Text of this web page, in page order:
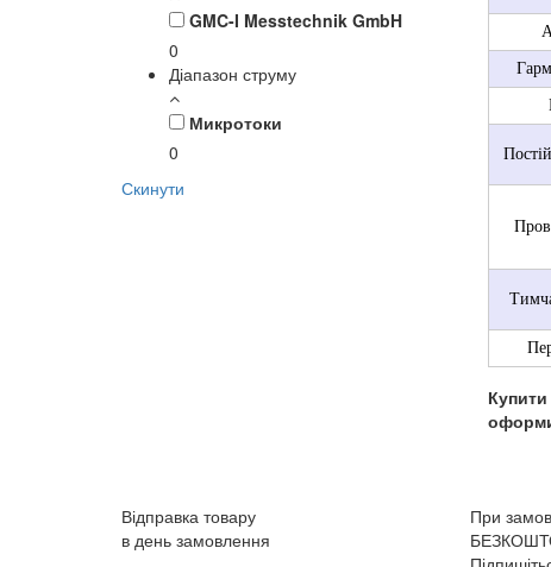
GMC-I Messtechnik GmbH
0
Діапазон струму
Микротоки
0
Скинути
Відправка товару
в день замовлення
При